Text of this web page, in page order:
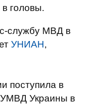
головы.
службу МВД в
УНИАН,
поступила в
УМВД Украины в